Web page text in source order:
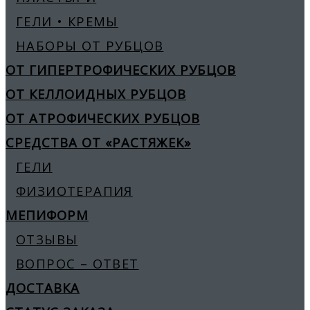
ГЕЛИ • КРЕМЫ
НАБОРЫ ОТ РУБЦОВ
ОТ ГИПЕРТРОФИЧЕСКИХ РУБЦОВ
ОТ КЕЛЛОИДНЫХ РУБЦОВ
ОТ АТРОФИЧЕСКИХ РУБЦОВ
СРЕДСТВА ОТ «РАСТЯЖЕК»
ГЕЛИ
ФИЗИОТЕРАПИЯ
МЕПИФОРМ
ОТЗЫВЫ
ВОПРОС – ОТВЕТ
ДОСТАВКА